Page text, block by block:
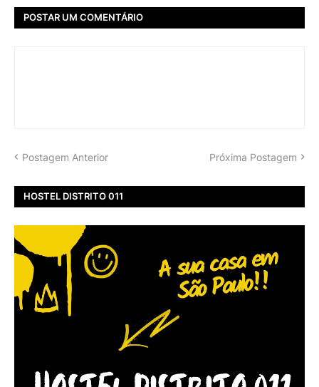
POSTAR UM COMENTÁRIO
Postagem Anterior Próxima Postagem
HOSTEL DISTRITO 011